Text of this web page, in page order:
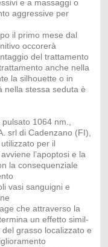
e a massaggi o
aggressive per
il primo mese dal
occorerà
del trattamento
anche nella
la silhouette o in
nella stessa seduta è
1064 nm.,
srl di Cadenzano (FI),
per il
l’apoptosi e la
la consequenziale
vasi sanguigni e
che attraverso la
un effetto simil-
grasso localizzato e